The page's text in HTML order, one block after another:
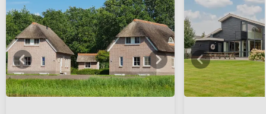
Bekijkhieralle foto's Bekijk